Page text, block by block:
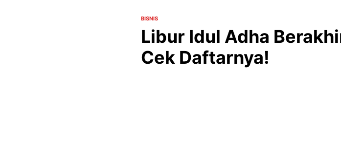
BISNIS
Libur Idul Adha
Cek Daftarnya!